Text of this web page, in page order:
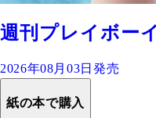
週刊プレイボー
2026年08月03日発売
紙の本で購入